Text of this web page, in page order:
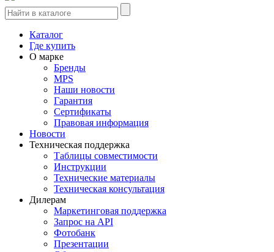
Каталог
Где купить
О марке
Бренды
MPS
Наши новости
Гарантия
Сертификаты
Правовая информация
Новости
Техническая поддержка
Таблицы совместимости
Инструкции
Технические материалы
Техническая консультация
Дилерам
Маркетинговая поддержка
Запрос на API
Фотобанк
Презентации